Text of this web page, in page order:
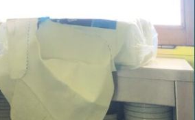
liste"
Transmettre sa liste de manifestation
d'intérêt pour les matériaux
sélectionnés